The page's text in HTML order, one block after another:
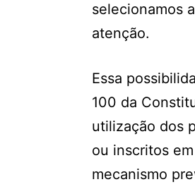
selecionamos
atenção.
Essa
100 da
utilização dos
ou inscritos
mecanismo